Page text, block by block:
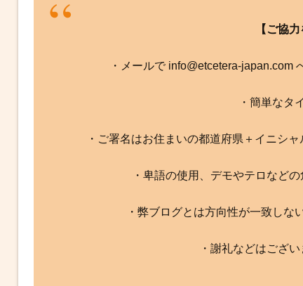
【ご協
・メールで info@etcetera-japan.com
・簡単なタ
・ご署名はお住まいの都道府県＋イニシ
・卑語の使用、デモやテロなど
・弊ブログとは方向性が一致しな
・謝礼などはござ